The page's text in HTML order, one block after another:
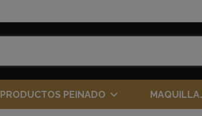
PRODUCTOS PEINADO